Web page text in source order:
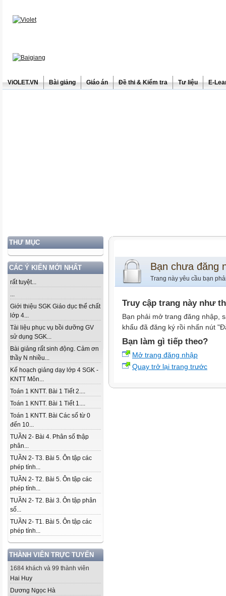
ViOLET.VN Bài giảng Giáo án Đề thi & Kiểm tra Tư liệu E-
THƯ MỤC
CÁC Ý KIẾN MỚI NHẤT
rất tuyệt...
...
Giới thiệu SGK Giáo dục thể chất
lớp 4...
Tài liệu phục vụ bồi dưỡng GV
sử dụng SGK...
Bài giảng rất sinh động. Cảm ơn
thầy N nhiều...
Kế hoạch giảng dạy lớp 4 SGK -
KNTT Môn...
Toán 1 KNTT. Bài 1 Tiết 2....
Toán 1 KNTT. Bài 1 Tiết 1....
Toán 1 KNTT. Bài Các số từ 0
đến 10...
TUẦN 2- Bài 4. Phân số thập
phân...
TUẦN 2- T3. Bài 5. Ôn tập các
phép tính...
TUẦN 2- T2. Bài 5. Ôn tập các
phép tính...
TUẦN 2- T2. Bài 3. Ôn tập phân
số...
TUẦN 2- T1. Bài 5. Ôn tập các
phép tính...
THÀNH VIÊN TRỰC TUYẾN
1684 khách và 99 thành viên
Hai Huy
Dương Ngọc Hà
Bạn chưa đăng
Trang này yêu cầu bạn
Truy cập trang này như
Bạn phải mở trang đăng nhập,
khẩu đã đăng ký rồi nhấn nút
Bạn làm gì tiếp theo?
Mở trang đăng nhập
Quay trở lại trang trước